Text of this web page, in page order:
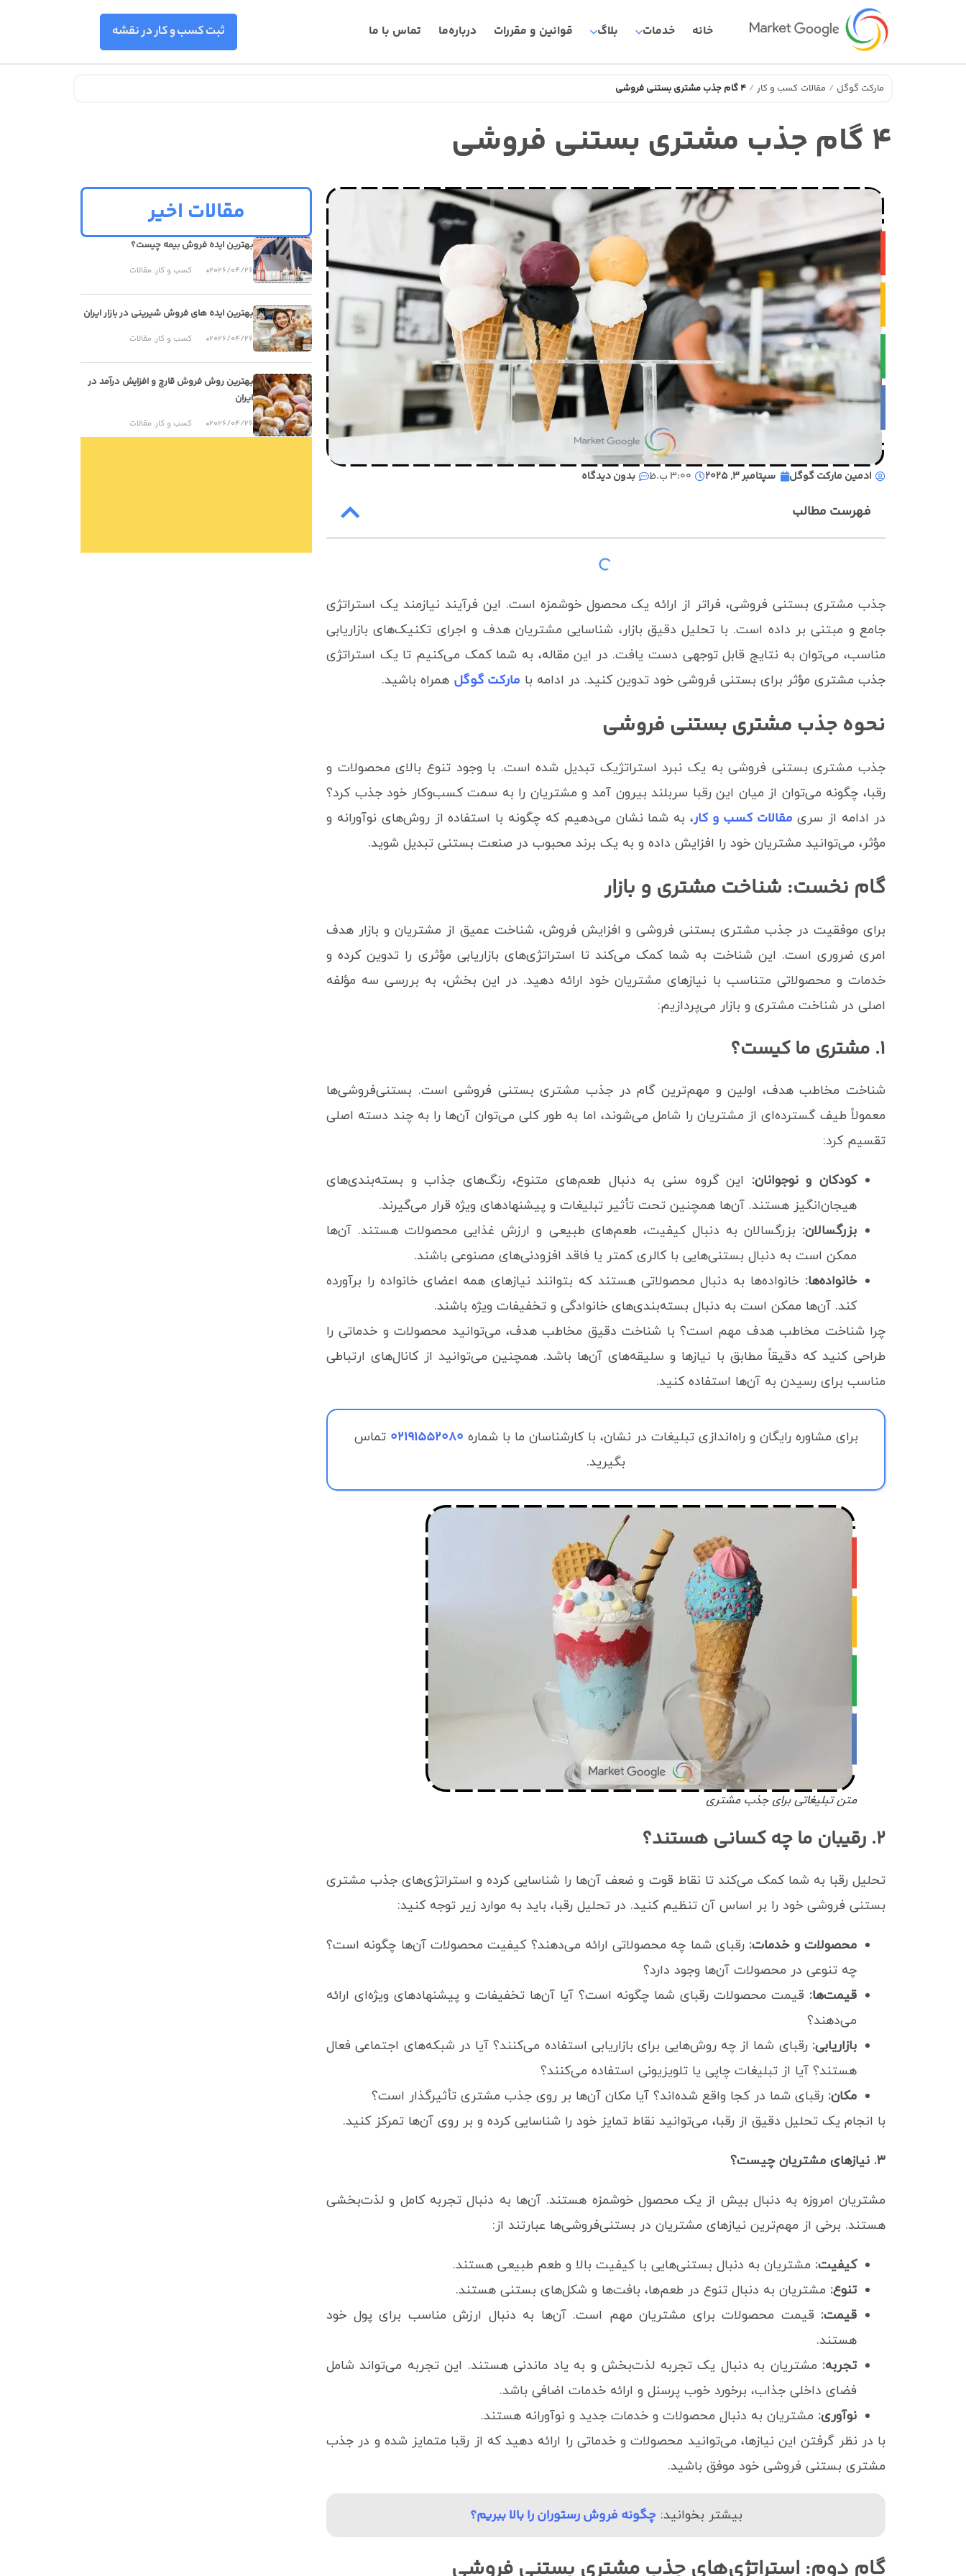
خانه خدمات بلاگ قوانین و مقررات درباره‌ما تماس با ما
مارکت گوگل مقالات کسب و کار 4 گام جذب مشتری بستنی فروشی
4 گام جذب مشتری بستنی فروشی
ادمین مارکت گوگل سپتامبر 3, 2025 3:00 ب.ظ بدون دیدگاه
فهرست مطالب
جذب مشتری بستنی فروشی، فراتر از ارائه یک محصول خوشمزه است. این فرآیند نیازمند یک استراتژی
جامع و مبتنی بر داده است. با تحلیل دقیق بازار، شناسایی مشتریان هدف و اجرای تکنیک‌های بازاریابی
مناسب، می‌توان به نتایج قابل توجهی دست یافت. در این مقاله، به شما کمک می‌کنیم تا یک استراتژی
جذب مشتری مؤثر برای بستنی فروشی خود تدوین کنید. در ادامه با مارکت گوگل همراه باشید.
نحوه جذب مشتری بستنی فروشی
جذب مشتری بستنی فروشی به یک نبرد استراتژیک تبدیل شده است. با وجود تنوع بالای محصولات و
رقبا، چگونه می‌توان از میان این رقبا سربلند بیرون آمد و مشتریان را به سمت کسب‌وکار خود جذب کرد؟
در ادامه از سری مقالات کسب و کار، به شما نشان می‌دهیم که چگونه با استفاده از روش‌های نوآورانه و
مؤثر، می‌توانید مشتریان خود را افزایش داده و به یک برند محبوب در صنعت بستنی تبدیل شوید.
گام نخست: شناخت مشتری و بازار
برای موفقیت در جذب مشتری بستنی فروشی و افزایش فروش، شناخت عمیق از مشتریان و بازار هدف
امری ضروری است. این شناخت به شما کمک می‌کند تا استراتژی‌های بازاریابی مؤثری را تدوین کرده و
خدمات و محصولاتی متناسب با نیازهای مشتریان خود ارائه دهید. در این بخش، به بررسی سه مؤلفه
اصلی در شناخت مشتری و بازار می‌پردازیم:
۱. مشتری ما کیست؟
شناخت مخاطب هدف، اولین و مهم‌ترین گام در جذب مشتری بستنی فروشی است. بستنی‌فروشی‌ها
معمولاً طیف گسترده‌ای از مشتریان را شامل می‌شوند، اما به طور کلی می‌توان آن‌ها را به چند دسته اصلی
تقسیم کرد:
کودکان و نوجوانان: این گروه سنی به دنبال طعم‌های متنوع، رنگ‌های جذاب و بسته‌بندی‌های
هیجان‌انگیز هستند. آن‌ها همچنین تحت تأثیر تبلیغات و پیشنهادهای ویژه قرار می‌گیرند.
بزرگسالان: بزرگسالان به دنبال کیفیت، طعم‌های طبیعی و ارزش غذایی محصولات هستند. آن‌ها
ممکن است به دنبال بستنی‌هایی با کالری کمتر یا فاقد افزودنی‌های مصنوعی باشند.
خانواده‌ها: خانواده‌ها به دنبال محصولاتی هستند که بتوانند نیازهای همه اعضای خانواده را برآورده
کند. آن‌ها ممکن است به دنبال بسته‌بندی‌های خانوادگی و تخفیفات ویژه باشند.
چرا شناخت مخاطب هدف مهم است؟ با شناخت دقیق مخاطب هدف، می‌توانید محصولات و خدماتی را
طراحی کنید که دقیقاً مطابق با نیازها و سلیقه‌های آن‌ها باشد. همچنین می‌توانید از کانال‌های ارتباطی
مناسب برای رسیدن به آن‌ها استفاده کنید.
برای مشاوره رایگان و راه‌اندازی تبلیغات در نشان، با کارشناسان ما با شماره 02191552080 تماس
بگیرید.
متن تبلیغاتی برای جذب مشتری
۲. رقیبان ما چه کسانی هستند؟
تحلیل رقبا به شما کمک می‌کند تا نقاط قوت و ضعف آن‌ها را شناسایی کرده و استراتژی‌های جذب مشتری
بستنی فروشی خود را بر اساس آن تنظیم کنید. در تحلیل رقبا، باید به موارد زیر توجه کنید:
محصولات و خدمات: رقبای شما چه محصولاتی ارائه می‌دهند؟ کیفیت محصولات آن‌ها چگونه است؟
چه تنوعی در محصولات آن‌ها وجود دارد؟
قیمت‌ها: قیمت محصولات رقبای شما چگونه است؟ آیا آن‌ها تخفیفات و پیشنهادهای ویژه‌ای ارائه
می‌دهند؟
بازاریابی: رقبای شما از چه روش‌هایی برای بازاریابی استفاده می‌کنند؟ آیا در شبکه‌های اجتماعی فعال
هستند؟ آیا از تبلیغات چاپی یا تلویزیونی استفاده می‌کنند؟
مکان: رقبای شما در کجا واقع شده‌اند؟ آیا مکان آن‌ها بر روی جذب مشتری تأثیرگذار است؟
با انجام یک تحلیل دقیق از رقبا، می‌توانید نقاط تمایز خود را شناسایی کرده و بر روی آن‌ها تمرکز کنید.
۳. نیازهای مشتریان چیست؟
مشتریان امروزه به دنبال بیش از یک محصول خوشمزه هستند. آن‌ها به دنبال تجربه کامل و لذت‌بخشی
هستند. برخی از مهم‌ترین نیازهای مشتریان در بستنی‌فروشی‌ها عبارتند از:
کیفیت: مشتریان به دنبال بستنی‌هایی با کیفیت بالا و طعم طبیعی هستند.
تنوع: مشتریان به دنبال تنوع در طعم‌ها، بافت‌ها و شکل‌های بستنی هستند.
قیمت: قیمت محصولات برای مشتریان مهم است. آن‌ها به دنبال ارزش مناسب برای پول خود
هستند.
تجربه: مشتریان به دنبال یک تجربه لذت‌بخش و به یاد ماندنی هستند. این تجربه می‌تواند شامل
فضای داخلی جذاب، برخورد خوب پرسنل و ارائه خدمات اضافی باشد.
نوآوری: مشتریان به دنبال محصولات و خدمات جدید و نوآورانه هستند.
با در نظر گرفتن این نیازها، می‌توانید محصولات و خدماتی را ارائه دهید که از رقبا متمایز شده و در جذب
مشتری بستنی فروشی خود موفق باشید.
بیشتر بخوانید:چگونه فروش رستوران را بالا ببریم؟
گام دوم: استراتژی‌های جذب مشتری بستنی فروشی
مقالات اخیر
بهترین ایده فروش بیمه چیست؟
2026/04/26 کسب و کار, مقالات
بهترین ایده های فروش شیرینی در بازار ایران
2026/04/26 کسب و کار, مقالات
بهترین روش فروش قارچ و افزایش درآمد در
ایران
2026/04/26 کسب و کار, مقالات